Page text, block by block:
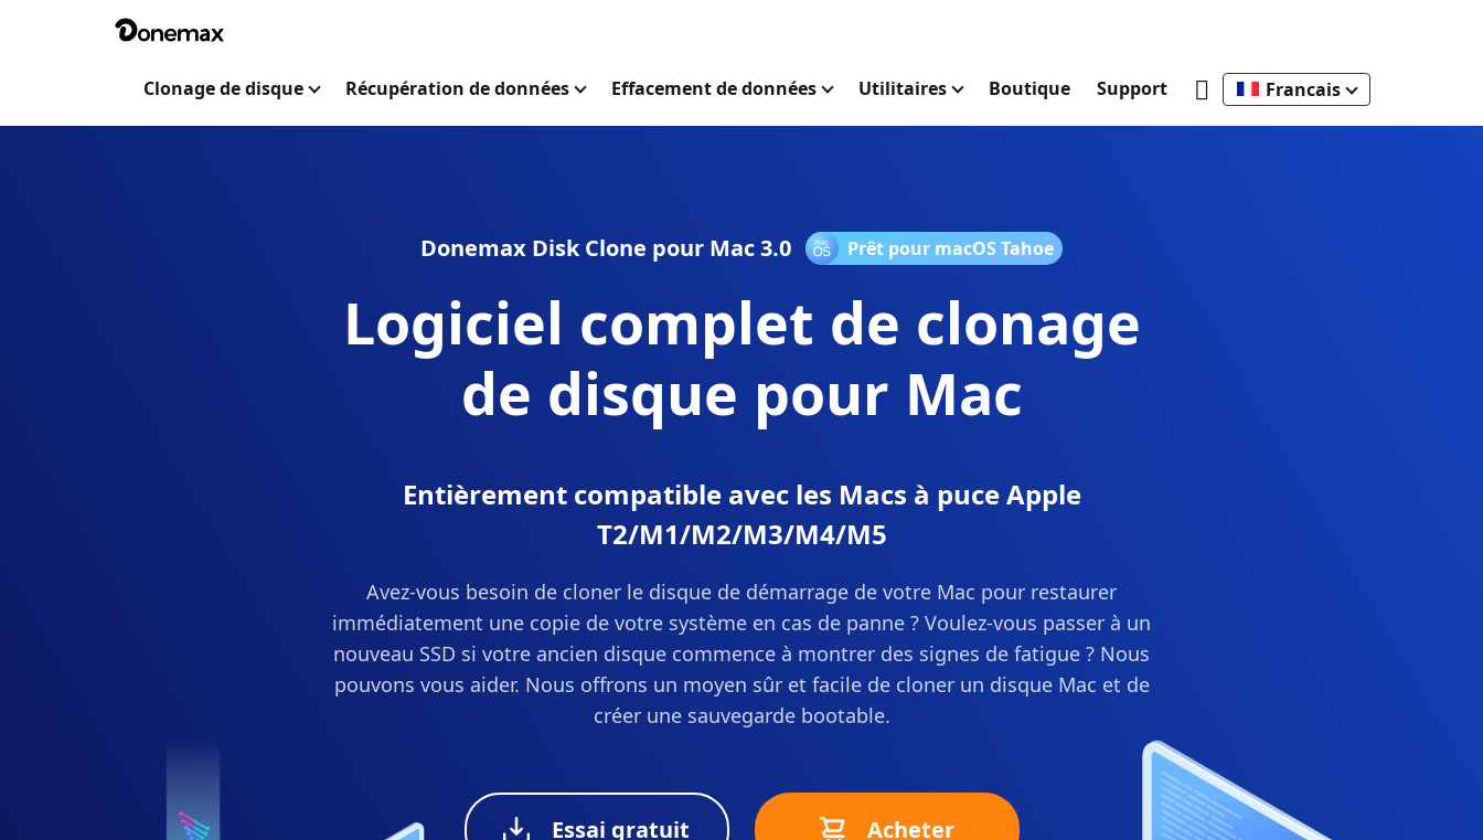
Clonage de disque Récupération de données Effacement de données Utilitaires Boutique Support Francais
Donemax Disk Clone pour Mac 3.0 Prêt pour macOS Tahoe
Logiciel complet de clonage
de disque pour Mac
Entièrement compatible avec les Macs à puce Apple
T2/M1/M2/M3/M4/M5
Avez-vous besoin de cloner le disque de démarrage de votre Mac pour restaurer
immédiatement une copie de votre système en cas de panne ? Voulez-vous passer à un
nouveau SSD si votre ancien disque commence à montrer des signes de fatigue ? Nous
pouvons vous aider. Nous offrons un moyen sûr et facile de cloner un disque Mac et de
créer une sauvegarde bootable.
Essai gratuit Acheter